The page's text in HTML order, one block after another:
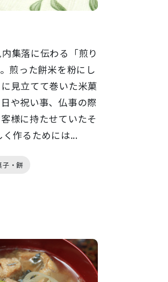
集落に伝わる「煎り
煎った餅米を粉にし
見立てて巻いた米菓
や祝い事、仏事の際
様に持たせていたそ
作るためには...
子・餅